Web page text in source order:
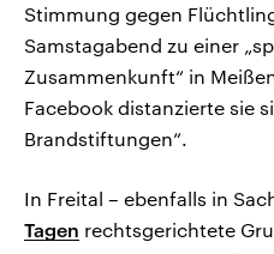
Stimmung gegen
Samstagabend zu einer
Zusammenkunft“ in
Facebook distanzierte sie
Brandstiftungen“.
In Freital – ebenfalls in
Tagen rechtsgerichtete